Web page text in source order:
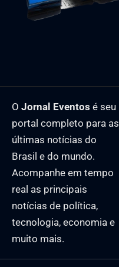
O Jornal Eventos é seu
portal completo para as
últimas notícias do
Brasil e do mundo.
Acompanhe em tempo
real as principais
notícias de política,
tecnologia, economia e
muito mais.